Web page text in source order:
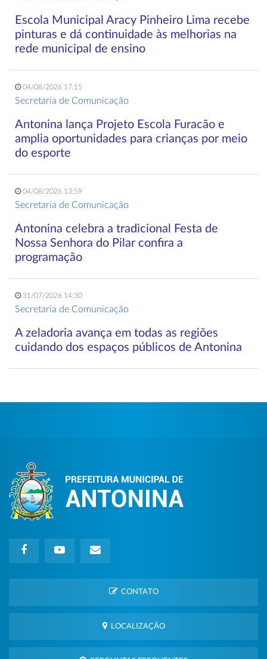
Escola Municipal Aracy Pinheiro Lima recebe
pinturas e dá continuidade às melhorias na
rede municipal de ensino
04/08/2026 17:15
Secretaria de Comunicação
Antonina lança Projeto Escola Furacão e
amplia oportunidades para crianças por meio
do esporte
04/08/2026 13:59
Secretaria de Comunicação
Antonina celebra a tradicional Festa de
Nossa Senhora do Pilar confira a
programação
31/07/2026 14:30
Secretaria de Comunicação
A zeladoria avança em todas as regiões
cuidando dos espaços públicos de Antonina
CONTATO
LOCALIZAÇÃO